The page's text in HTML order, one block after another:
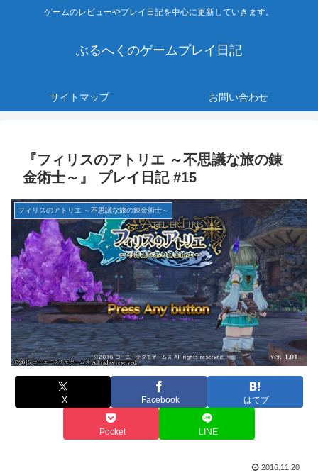
ゲームのレビューやプレイ日記を中心に更新していきます。
ぶるへくのゲームプレイ日記
サイトマップ お問い合わせ
『フィリスのアトリエ ～不思議な旅の錬
金術士～』 プレイ日記 #15
フィリスのアトリエ ～不思議な旅の錬金術士～
X Facebook はてブ
Pocket LINE
2016.11.20